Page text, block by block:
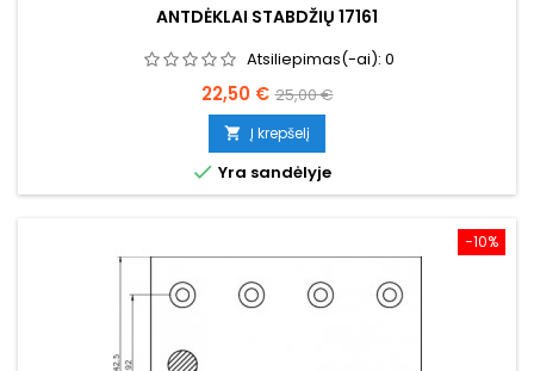
ANTDĖKLAI STABDŽIŲ 17161
Atsiliepimas(-ai): 0
Kaina
22,50 € Bazinė
kaina
25,00 €
 Į krepšelį
 Yra sandėlyje
−10%